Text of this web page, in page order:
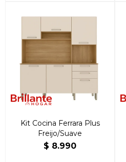
Kit Cocina Ferrara Plus
Freijo/Suave
$ 8.990